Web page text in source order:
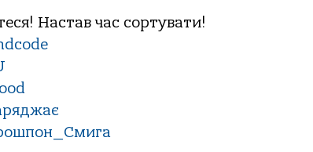
Настав час сортувати!